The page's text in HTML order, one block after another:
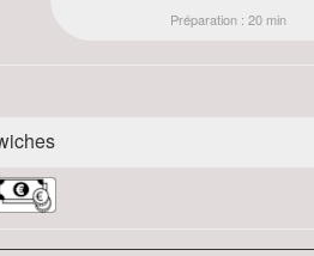
Préparation : 20 min